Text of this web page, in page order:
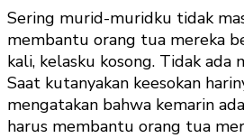
Sering murid-muridku tidak
membantu orang tua mereka
kali, kelasku kosong. Tidak ada
Saat kutanyakan keesokan
mengatakan bahwa kemarin
harus membantu orang tua